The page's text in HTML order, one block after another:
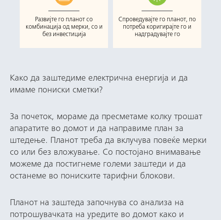
Развијте го планот со
комбинација од мерки, со и
без инвестиција
Спроведувајте го планот, по
потреба коригирајте го и
надградувајте го
Како да заштедиме електрична енергија и да
имаме пониски сметки?
За почеток, мораме да пресметаме колку трошат
апаратите во домот и да направиме план за
штедење. Планот треба да вклучува повеќе мерки
со или без вложување. Со постојано внимавање
можеме да постигнеме големи заштеди и да
останеме во пониските тарифни блокови.
Планот на заштеда започнува со анализа на
потрошувачката на уредите во домот како и